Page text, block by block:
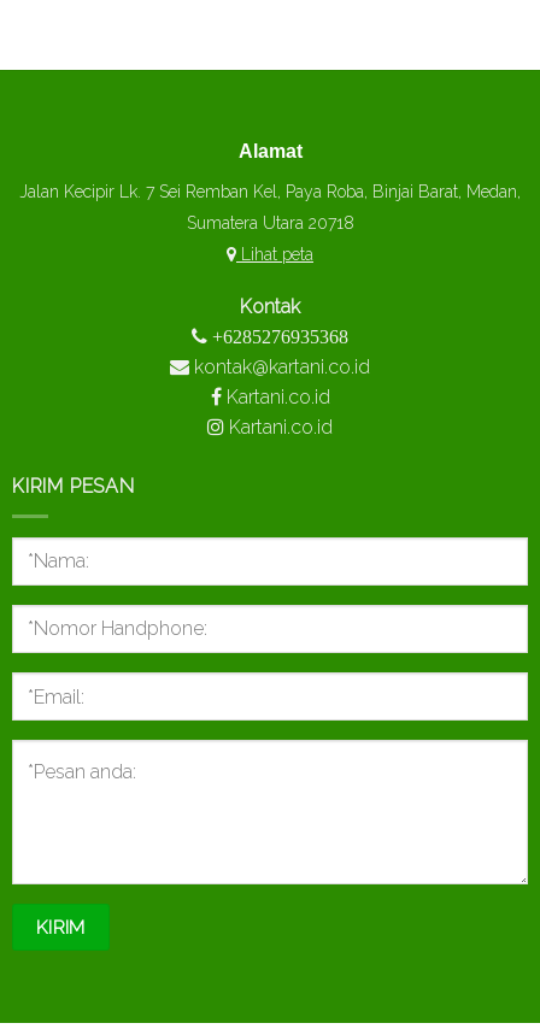
Alamat
Jalan Kecipir Lk. 7 Sei Remban Kel, Paya Roba, Binjai Barat, Medan,
Sumatera Utara 20718
Lihat peta
Kontak
+6285276935368
kontak@kartani.co.id
Kartani.co.id
Kartani.co.id
KIRIM PESAN